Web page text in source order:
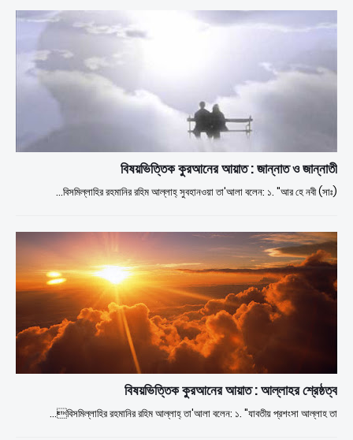
বিষয়ভিত্তিক কুরআনের আয়াত : জান্নাত ও জান্নাতী
বিসমিল্লাহির রহমানির রহিম আল্লাহ্ সুবহানওয়া তা'আলা বলেন: ১. "আর হে নবী (সাঃ)…
বিষয়ভিত্তিক কুরআনের আয়াত : আল্লাহর শ্রেষ্ঠত্ব
বিসমিল্লাহির রহমানির রহিম আল্লাহ্ তা'আলা বলেন: ১. "যাবতীয় প্রশংসা আল্লাহ তা…